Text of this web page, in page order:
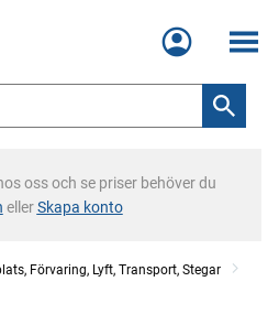
Meny
oss och se priser behöver du
ellerSkapa konto
Förvaring, Lyft, Transport, Stegar